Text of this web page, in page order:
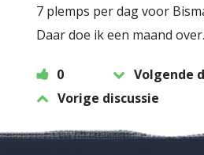
7 plemps per dag voor
Daar doe ik een maand
0
Volgende
Vorige discussie